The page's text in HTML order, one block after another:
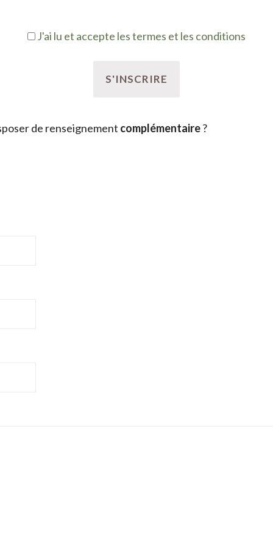
J'ai lu et accepte les termes et les conditions
de renseignement complémentaire?